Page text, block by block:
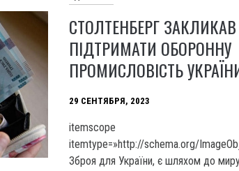
СТОЛТЕНБЕРГ ЗАКЛИКАВ
ПІДТРИМАТИ ОБОРОННУ
ПРОМИСЛОВІСТЬ
29 СЕНТЯБРЯ, 2023
itemscope
itemtype=»http://schema.org/
Зброя для України, є шляхом до